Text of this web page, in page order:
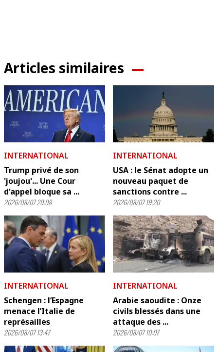
Articles similaires
INTERNATIONAL
Trump privé de son
'joujou'... Une Cour
d'appel bloque sa ...
2026/08/07 20:08
INTERNATIONAL
USA : le Sénat adopte un
nouveau paquet de
sanctions contre ...
2026/08/07 19:20
INTERNATIONAL
Schengen : l’Espagne
menace l’Italie de
représailles
2026/08/07 13:47
INTERNATIONAL
Arabie saoudite : Onze
civils blessés dans une
attaque des ...
2026/08/07 10:07